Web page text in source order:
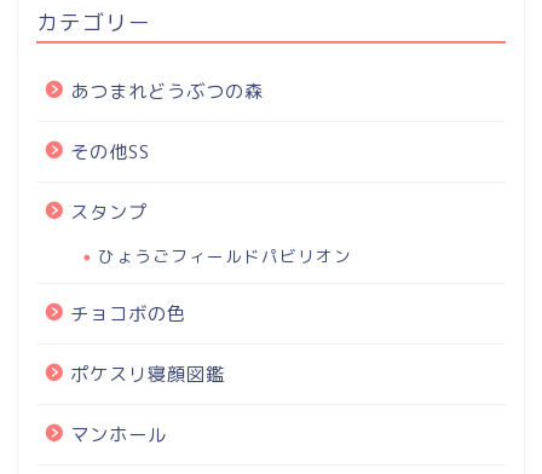
カテゴリー
あつまれどうぶつの森
その他SS
スタンプ
ひょうごフィールドパビリオン
チョコボの色
ポケスリ寝顔図鑑
マンホール